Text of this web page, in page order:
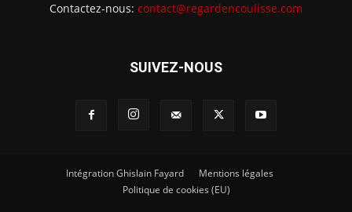
Contactez-nous: contact@regardencoulisse.com
SUIVEZ-NOUS
Intégration Ghislain Fayard
Mentions légales
Politique de cookies (EU)